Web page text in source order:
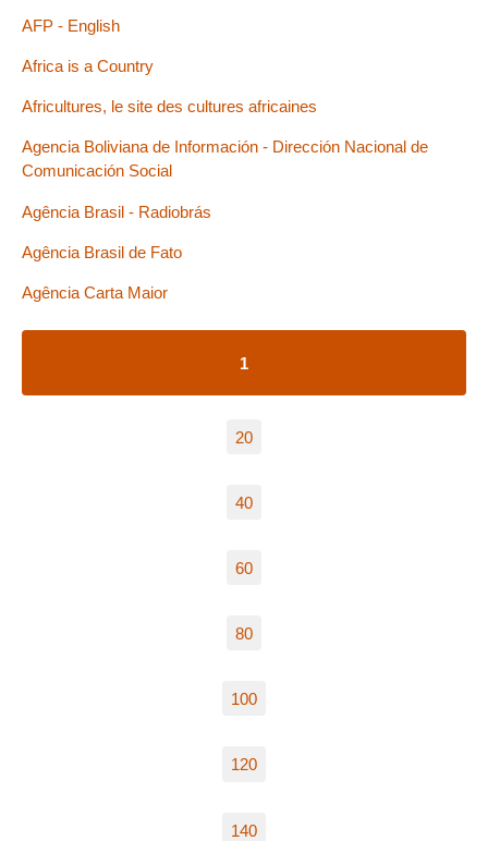
AFP - English
Africa is a Country
Africultures, le site des cultures africaines
Agencia Boliviana de Información - Dirección Nacional de
Comunicación Social
Agência Brasil - Radiobrás
Agência Brasil de Fato
Agência Carta Maior
1
20
40
60
80
100
120
140